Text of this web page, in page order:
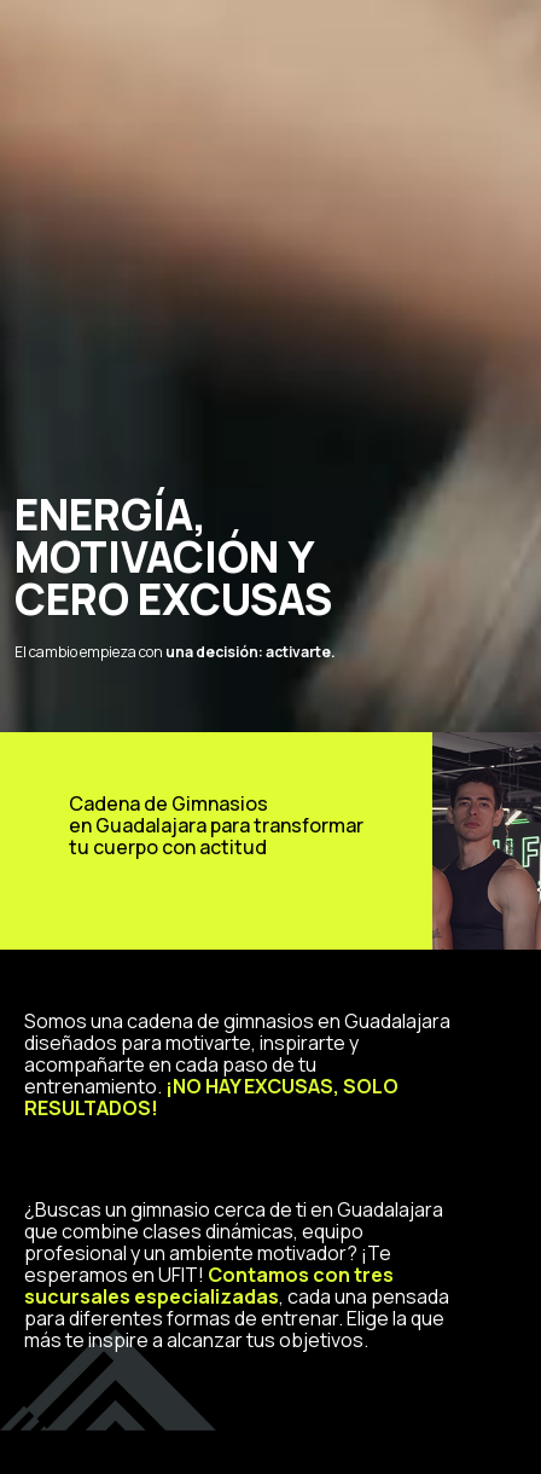
ENERGÍA,
MOTIVACIÓN Y
CERO EXCUSAS
El cambio empieza con una decisión: activarte.
Cadena de Gimnasios
en Guadalajara para transformar
tu cuerpo con actitud
Somos una cadena de gimnasios en Guadalajara
diseñados para motivarte, inspirarte y
acompañarte en cada paso de tu
entrenamiento. ¡NO HAY EXCUSAS, SOLO
RESULTADOS!
¿Buscas un gimnasio cerca de ti en Guadalajara
que combine clases dinámicas, equipo
profesional y un ambiente motivador? ¡Te
esperamos en UFIT! Contamos con tres
sucursales especializadas, cada una pensada
para diferentes formas de entrenar. Elige la que
más te inspire a alcanzar tus objetivos.